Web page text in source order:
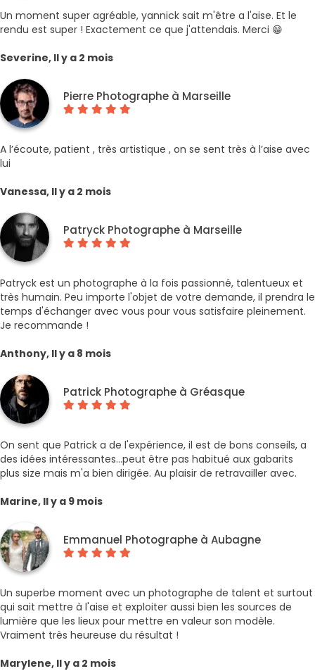
Un moment super agréable, yannick sait m'être a l'aise. Et le
rendu est super ! Exactement ce que j'attendais. Merci 😁
Severine, Il y a 2 mois
Pierre Photographe à Marseille
A l’écoute, patient , très artistique , on se sent très à l’aise avec
lui
Vanessa, Il y a 2 mois
Patryck Photographe à Marseille
Patryck est un photographe à la fois passionné, talentueux et
très humain. Peu importe l'objet de votre demande, il prendra le
temps d'échanger avec vous pour vous satisfaire pleinement.
Je recommande !
Anthony, Il y a 8 mois
Patrick Photographe à Gréasque
On sent que Patrick a de l'expérience, il est de bons conseils, a
des idées intéressantes...peut être pas habitué aux gabarits
plus size mais m'a bien dirigée. Au plaisir de retravailler avec.
Marine, Il y a 9 mois
Emmanuel Photographe à Aubagne
Un superbe moment avec un photographe de talent et surtout
qui sait mettre à l'aise et exploiter aussi bien les sources de
lumière que les lieux pour mettre en valeur son modèle.
Vraiment très heureuse du résultat !
Marylene, Il y a 2 mois